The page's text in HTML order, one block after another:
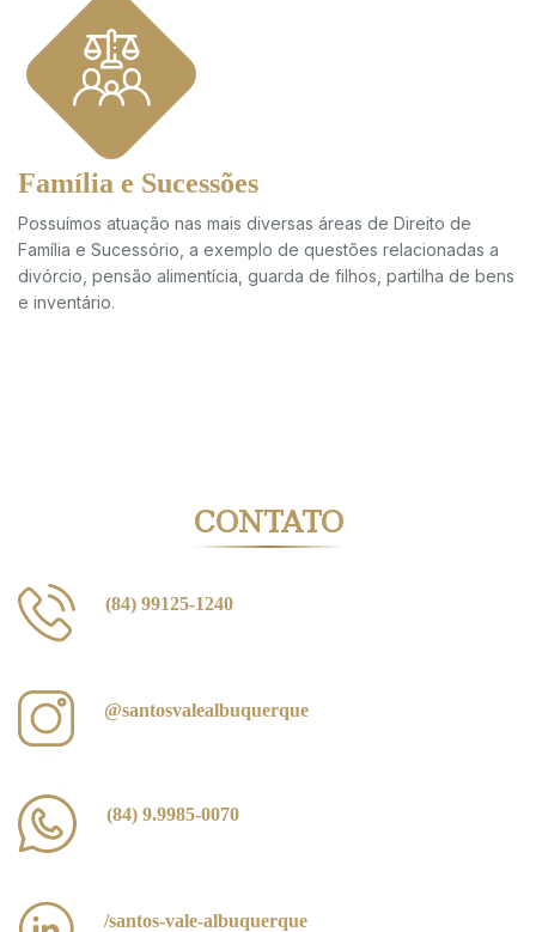
Família e Sucessões
Possuímos atuação nas mais diversas áreas de Direito de
Família e Sucessório, a exemplo de questões relacionadas a
divórcio, pensão alimentícia, guarda de filhos, partilha de bens
e inventário.
CONTATO
(84) 99125-1240
@santosvalealbuquerque
(84) 9.9985-0070
/santos-vale-albuquerque